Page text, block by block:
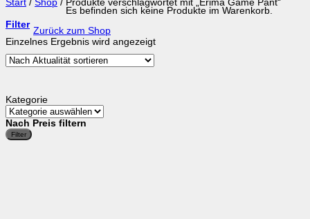
Es befinden sich keine Produkte im Warenkorb.
Zurück zum Shop
Start / Shop / Produkte verschlagwortet mit „Erima Game Pant“
Filter
Einzelnes Ergebnis wird angezeigt
Kategorie
Nach Preis filtern
Filter